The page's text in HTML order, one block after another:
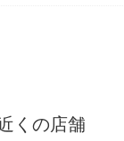
くの店舗